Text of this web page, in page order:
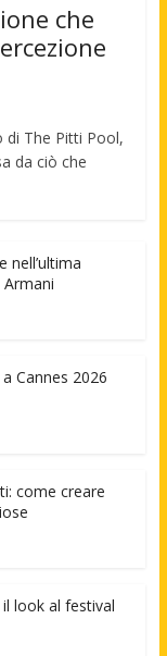
che
The Pitti Pool,
da ciò che
nell’ultima
Cannes 2026
come creare
look al festival